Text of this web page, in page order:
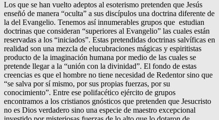
Los que se han vuelto adeptos al esoterismo pretenden que Jesús
enseñó de manera “oculta” a sus discípulos una doctrina diferente de
la del Evangelio. Tenemos así innumerables grupos que estudian
doctrinas que consideran “superiores al Evangelio” las cuales están
reservadas a los “iniciados”. Estas pretendidas doctrinas salvíficas en
realidad son una mezcla de elucubraciones mágicas y espiritistas
producto de la imaginación humana por medio de las cuales se
pretende llegar a la “unión con la divinidad”. El fondo de estas
creencias es que el hombre no tiene necesidad de Redentor sino que
“se salva por sí mismo, por sus propias fuerzas, por su
conocimiento”. Entre ese polifacético ejército de grupos
encontramos a los cristianos gnósticos que pretenden que Jesucristo
no es Dios verdadero sino una especie de maestro excepcional